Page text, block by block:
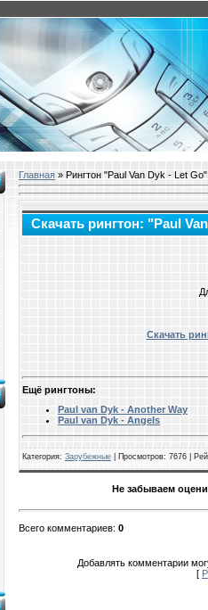
Главная » Рингтон "Paul Van Dyk - Let Go"
Скачать рингтон: "Paul
Скачать
Ещё рингтоны:
Paul van Dyk - Another Way
Paul van Dyk - Angels
Категория: Зарубежные Просмотров: 7676 |
Не забываем
Всего комментариев: 0
Добавлять комментарии
[